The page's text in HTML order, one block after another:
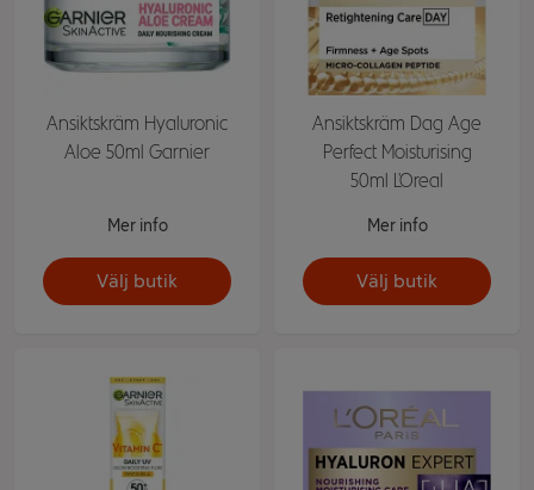
Ansiktskräm Hyaluronic
Aloe 50ml Garnier
Mer info
Välj butik
Ansiktskräm Dag Age
Perfect Moisturising
50ml L'Oreal
Mer info
Välj butik